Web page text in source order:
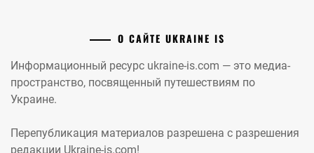
О САЙТЕ UKRAINE IS
Информационный ресурс ukraine-is.com — это медиа-
пространство, посвященный путешествиям по
Украине.
Перепубликация материалов разрешена с разрешения
редакции Ukraine-is.com!